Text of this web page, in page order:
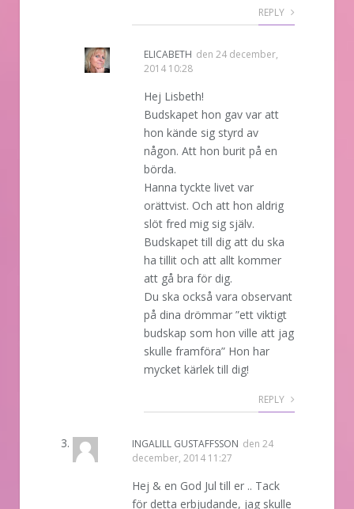
REPLY
ELICABETH den 24 december,
2014 10:28
Hej Lisbeth!
Budskapet hon gav var att
hon kände sig styrd av
någon. Att hon burit på en
börda.
Hanna tyckte livet var
orättvist. Och att hon aldrig
slöt fred mig sig själv.
Budskapet till dig att du ska
ha tillit och att allt kommer
att gå bra för dig.
Du ska också vara observant
på dina drömmar ”ett viktigt
budskap som hon ville att jag
skulle framföra” Hon har
mycket kärlek till dig!
REPLY
INGALILL GUSTAFFSSON den 24
december, 2014 11:27
Hej & en God Jul till er .. Tack
för detta erbjudande, jag skulle